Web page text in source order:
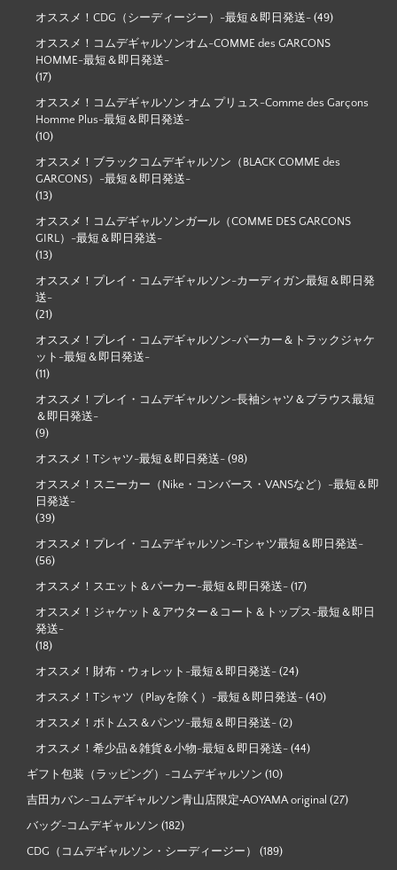
オススメ！CDG（シーディージー）-最短＆即日発送- (49)
オススメ！コムデギャルソンオム-COMME des GARCONS
HOMME-最短＆即日発送-
(17)
オススメ！コムデギャルソン オム プリュス-Comme des Garçons
Homme Plus-最短＆即日発送-
(10)
オススメ！ブラックコムデギャルソン（BLACK COMME des
GARCONS）-最短＆即日発送-
(13)
オススメ！コムデギャルソンガール（COMME DES GARCONS
GIRL）-最短＆即日発送-
(13)
オススメ！プレイ・コムデギャルソン-カーディガン最短＆即日発
送-
(21)
オススメ！プレイ・コムデギャルソン-パーカー＆トラックジャケ
ット-最短＆即日発送-
(11)
オススメ！プレイ・コムデギャルソン-長袖シャツ＆ブラウス最短
＆即日発送-
(9)
オススメ！Tシャツ-最短＆即日発送- (98)
オススメ！スニーカー（Nike・コンバース・VANSなど）-最短＆即
日発送-
(39)
オススメ！プレイ・コムデギャルソン-Tシャツ最短＆即日発送-
(56)
オススメ！スエット＆パーカー-最短＆即日発送- (17)
オススメ！ジャケット＆アウター＆コート＆トップス-最短＆即日
発送-
(18)
オススメ！財布・ウォレット-最短＆即日発送- (24)
オススメ！Tシャツ（Playを除く）-最短＆即日発送- (40)
オススメ！ボトムス＆パンツ-最短＆即日発送- (2)
オススメ！希少品＆雑貨＆小物-最短＆即日発送- (44)
ギフト包装（ラッピング）-コムデギャルソン (10)
吉田カバン-コムデギャルソン青山店限定‐AOYAMA original (27)
バッグ-コムデギャルソン (182)
CDG（コムデギャルソン・シーディージー） (189)